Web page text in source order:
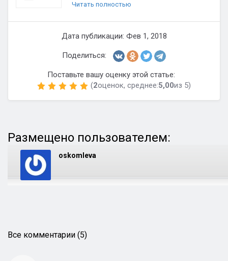
Читать полностью
Дата публикации: Фев 1, 2018
Поделиться:
Поставьте вашу оценку этой статье:
(2оценок, среднее:5,00из 5)
Размещено пользователем:
oskomleva
Все комментарии (5)